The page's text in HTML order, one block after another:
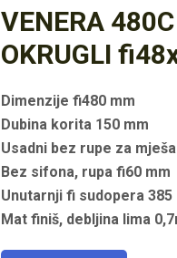
VENERA
OKRUGLI
Dimenzije fi480 mm
Dubina korita 150 mm
Usadni bez rupe za
Bez sifona, rupa fi60 mm
Unutarnji fi sudopera 385
Mat finiš, debljina lima